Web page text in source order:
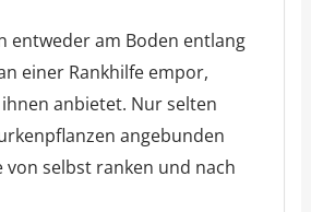
entweder am Boden entlang
einer Rankhilfe empor,
anbietet. Nur selten
angebunden
von selbst ranken und nach